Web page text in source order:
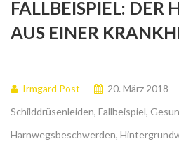
FALLBEISPIEL: DER
AUS EINER
Irmgard Post 20. März 2018
Schilddrüsenleiden, Fallbeispiel,
Harnwegsbeschwerden,